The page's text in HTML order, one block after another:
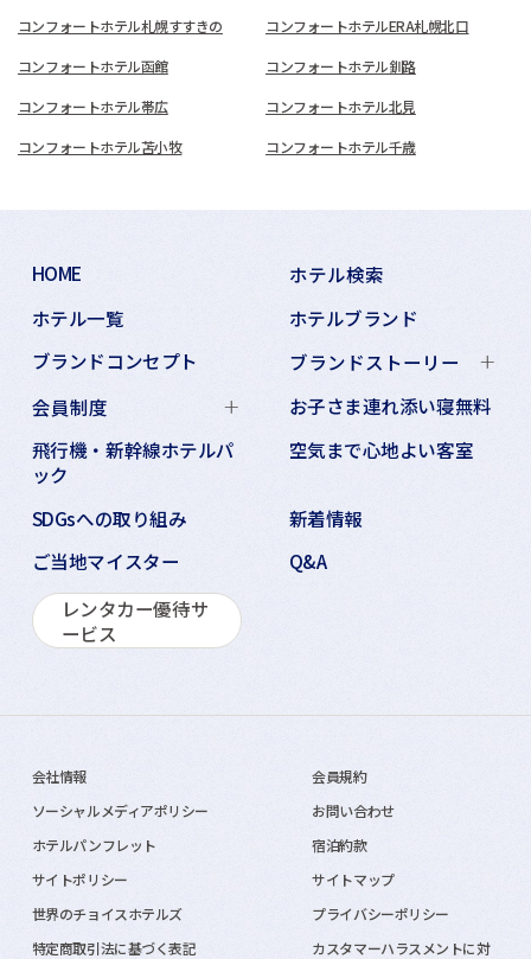
コンフォートホテル札幌すすきの コンフォートホテルERA札幌北口
コンフォートホテル函館 コンフォートホテル釧路
コンフォートホテル帯広 コンフォートホテル北見
コンフォートホテル苫小牧 コンフォートホテル千歳
HOME
ホテル検索
ホテル一覧
ホテルブランド
ブランドコンセプト
ブランドストーリー
会員制度
お子さま連れ添い寝無料
飛行機・新幹線ホテルパ
ック
空気まで心地よい客室
SDGsへの取り組み
新着情報
ご当地マイスター
Q&A
レンタカー優待サ
ービス
会社情報
会員規約
ソーシャルメディアポリシー
お問い合わせ
ホテルパンフレット
宿泊約款
サイトポリシー
サイトマップ
世界のチョイスホテルズ
プライバシーポリシー
特定商取引法に基づく表記
カスタマーハラスメントに対